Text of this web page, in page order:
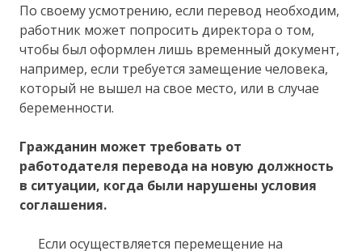
По своему усмотрению, если перевод необходим,
работник может попросить директора о том,
чтобы был оформлен лишь временный документ,
например, если требуется замещение человека,
который не вышел на свое место, или в случае
беременности.
Гражданин может требовать от
работодателя перевода на новую должность
в ситуации, когда были нарушены условия
соглашения.
Если осуществляется перемещение на